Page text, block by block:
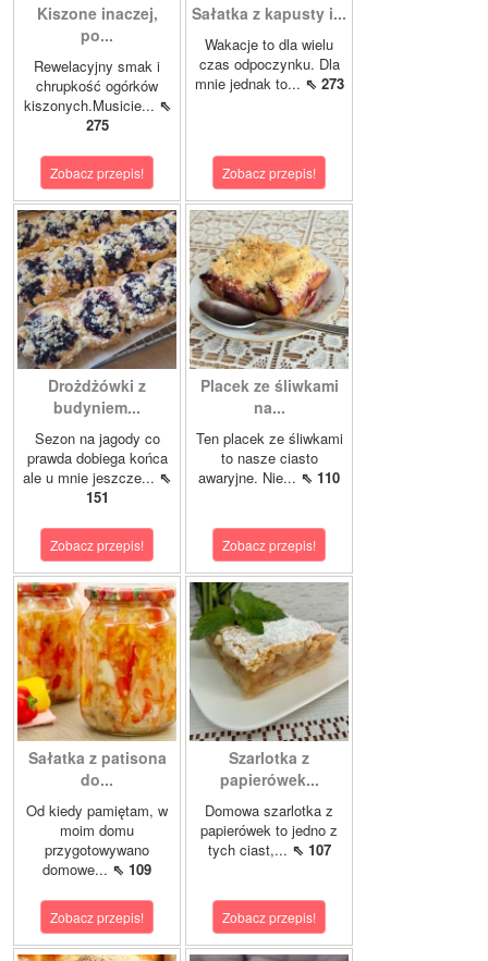
Kiszone inaczej,
po...
Rewelacyjny smak i
chrupkość ogórków
kiszonych.Musicie... ⇖
275
Zobacz przepis!
Sałatka z kapusty i...
Wakacje to dla wielu
czas odpoczynku. Dla
mnie jednak to... ⇖ 273
Zobacz przepis!
Drożdżówki z
budyniem...
Sezon na jagody co
prawda dobiega końca
ale u mnie jeszcze... ⇖
151
Zobacz przepis!
Placek ze śliwkami
na...
Ten placek ze śliwkami
to nasze ciasto
awaryjne. Nie... ⇖ 110
Zobacz przepis!
Sałatka z patisona
do...
Od kiedy pamiętam, w
moim domu
przygotowywano
domowe... ⇖ 109
Zobacz przepis!
Szarlotka z
papierówek...
Domowa szarlotka z
papierówek to jedno z
tych ciast,... ⇖ 107
Zobacz przepis!